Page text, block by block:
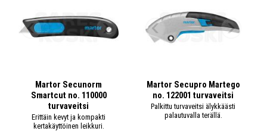
Martor Secunorm
Smartcut no. 110000
turvaveitsi
Erittäin kevyt ja kompakti
kertakäyttöinen leikkuri.
Martor Secupro Martego
no. 122001 turvaveitsi
Palkittu turvaveitsi älykkäästi
palautuvalla terällä.